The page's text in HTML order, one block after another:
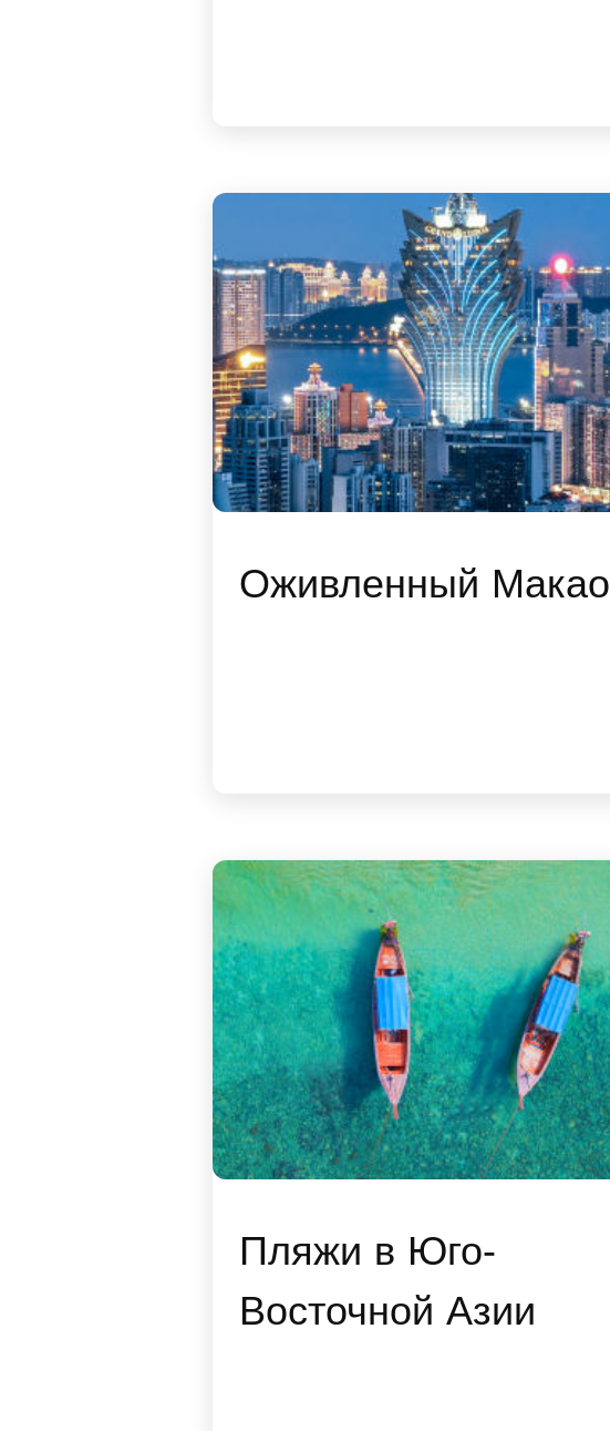
Оживленный Макао
Пляжи в Юго-
Восточной Азии